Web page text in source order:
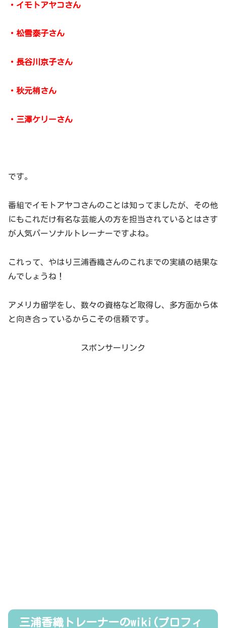
・イモトアヤコさん
・松雪泰子さん
・長谷川京子さん
・秋元梢さん
・三澤ケリーさん
です。
番組でイモトアヤコさんのことは知ってましたが、その他
にもこれだけ有名な芸能人の方を担当されているとはさす
が人気パーソナルトレーナーですよね。
これって、やはり三浦香織さんのこれまでの実績の結果な
んでしょうね！
アメリカ留学をし、数々の資格など取得し、多方面から体
と向き合っているからこその信頼です。
スポンサーリンク
三浦香織トレーナーのwiki(プロフィ